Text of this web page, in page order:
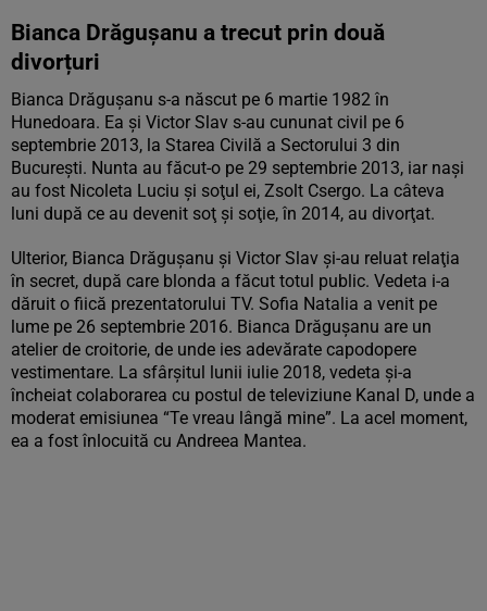
Bianca Drăgușanu a trecut prin două
divorțuri
Bianca Drăguşanu s-a născut pe 6 martie 1982 în
Hunedoara. Ea şi Victor Slav s-au cununat civil pe 6
septembrie 2013, la Starea Civilă a Sectorului 3 din
Bucureşti. Nunta au făcut-o pe 29 septembrie 2013, iar naşi
au fost Nicoleta Luciu şi soţul ei, Zsolt Csergo. La câteva
luni după ce au devenit soţ şi soţie, în 2014, au divorţat.
Ulterior, Bianca Drăgușanu și Victor Slav şi-au reluat relaţia
în secret, după care blonda a făcut totul public. Vedeta i-a
dăruit o fiică prezentatorului TV. Sofia Natalia a venit pe
lume pe 26 septembrie 2016. Bianca Drăgușanu are un
atelier de croitorie, de unde ies adevărate capodopere
vestimentare. La sfârșitul lunii iulie 2018, vedeta și-a
încheiat colaborarea cu postul de televiziune Kanal D, unde a
moderat emisiunea “Te vreau lângă mine”. La acel moment,
ea a fost înlocuită cu Andreea Mantea.